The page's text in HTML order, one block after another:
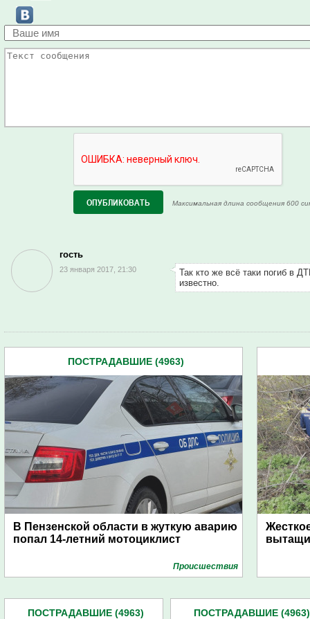
Максимальная длина сообщения 600
гость
23 января 2017, 21:30
Так кто же всё таки погиб в
известно.
ПОСТРАДАВШИЕ (4963)
В Пензенской области в жуткую аварию
попал 14-летний мотоциклист
Проиcшествия
ПОСТРАДАВШИЕ (4963) ПОСТРАДАВШИЕ (4963)